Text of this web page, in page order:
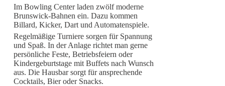
Im Bowling Center laden zwölf moderne
Brunswick-Bahnen ein. Dazu kommen
Billard, Kicker, Dart und Automatenspiele.
Regelmäßige Turniere sorgen für Spannung
und Spaß. In der Anlage richtet man gerne
persönliche Feste, Betriebsfeiern oder
Kindergeburtstage mit Buffets nach Wunsch
aus. Die Hausbar sorgt für ansprechende
Cocktails, Bier oder Snacks.